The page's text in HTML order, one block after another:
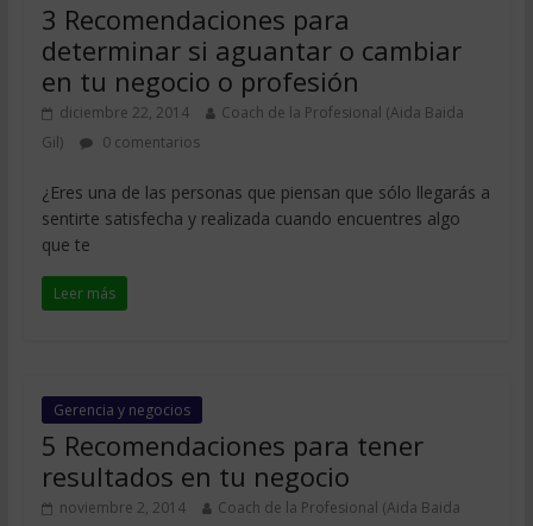
3 Recomendaciones para
determinar si aguantar o cambiar
en tu negocio o profesión
diciembre 22, 2014
Coach de la Profesional (Aida Baida
Gil)
0 comentarios
¿Eres una de las personas que piensan que sólo llegarás a
sentirte satisfecha y realizada cuando encuentres algo
que te
Leer más
Gerencia y negocios
5 Recomendaciones para tener
resultados en tu negocio
noviembre 2, 2014
Coach de la Profesional (Aida Baida